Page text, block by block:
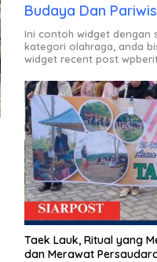
Budaya Dan
Ini contoh widget dengan
kategori olahraga, anda
widget recent post
Taek Lauk, Ritual yang
dan Merawat